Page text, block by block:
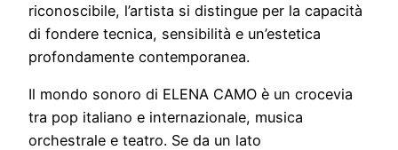
riconoscibile, l’artista si distingue per la capacità
di fondere tecnica, sensibilità e un’estetica
profondamente contemporanea.
Il mondo sonoro di ELENA CAMO è un crocevia
tra pop italiano e internazionale, musica
orchestrale e teatro. Se da un lato